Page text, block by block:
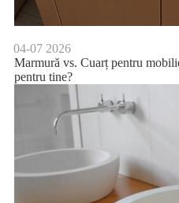
04-07 2026
Marmură vs. Cuarț pentru
pentru tine?